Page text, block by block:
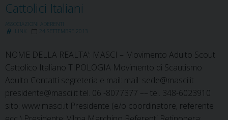
Cattolici Italiani
ASSOCIAZIONI ADERENTI
LINK
24 SETTEMBRE 2013
NOME DELLA REALTA’: MASCI – Movimento Adulto Scout
Cattolico Italiano TIPOLOGIA Movimento di Scautismo
Adulto Contatti segreteria e mail: mail: sede@masci.it
presidente@masci.it tel. 06 -8077377 –– tel. 348-6023910
sito: www.masci.it Presidente (e/o coordinatore, referente